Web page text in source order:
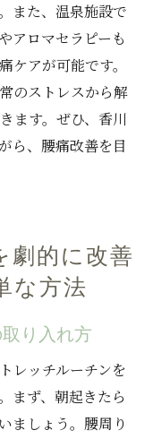
また、温泉施設で
アロマセラピーも
ケアが可能です。
のストレスから解
ます。ぜひ、香川
ら、腰痛改善を目
劇的に改善
な方法
り入れ方
レッチルーチンを
まず、朝起きたら
ましょう。腰周り